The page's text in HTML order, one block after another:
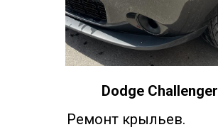
Dodge Challenger
Ремонт крыльев.